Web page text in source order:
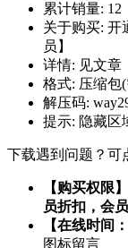
累计销量: 12
关于购买: 开
员】
详情: 见文章
格式: 压缩包(
解压码:
提示: 隐藏区
下载遇到问题？
【购买权限
员折扣，会
【在线时间
图标留言